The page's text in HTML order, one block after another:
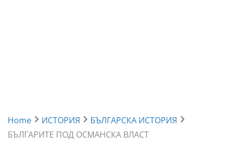
Home ИСТОРИЯ
БЪЛГАРСКА ИСТОРИЯ
БЪЛГАРИТЕ ПОД ОСМАНСКА ВЛАСТ